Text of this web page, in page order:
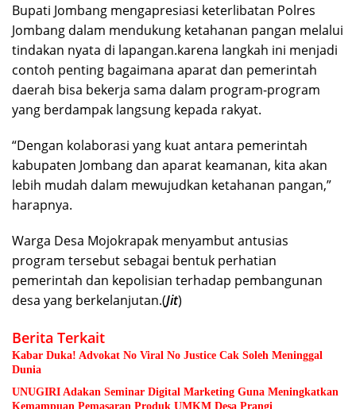
Bupati Jombang mengapresiasi keterlibatan Polres
Jombang dalam mendukung ketahanan pangan melalui
tindakan nyata di lapangan.karena langkah ini menjadi
contoh penting bagaimana aparat dan pemerintah
daerah bisa bekerja sama dalam program-program
yang berdampak langsung kepada rakyat.
“Dengan kolaborasi yang kuat antara pemerintah
kabupaten Jombang dan aparat keamanan, kita akan
lebih mudah dalam mewujudkan ketahanan pangan,”
harapnya.
Warga Desa Mojokrapak menyambut antusias
program tersebut sebagai bentuk perhatian
pemerintah dan kepolisian terhadap pembangunan
desa yang berkelanjutan.(Jit)
Berita Terkait
Kabar Duka! Advokat No Viral No Justice Cak Soleh Meninggal
Dunia
UNUGIRI Adakan Seminar Digital Marketing Guna Meningkatkan
Kemampuan Pemasaran Produk UMKM Desa Prangi